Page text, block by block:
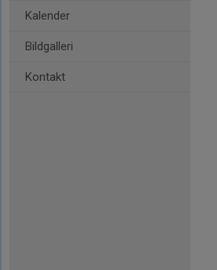
Kalender
Bildgalleri
Kontakt